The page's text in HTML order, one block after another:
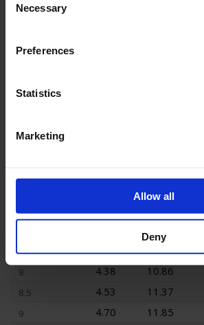
Selection
Necessary
Preferences
Statistics
Marketing
Allow all
Deny
2.5
3.5
6.5
7.5 4.17 10.36
8 4.38 10.86
8.5 4.53 11.37
9 4.70 11.85